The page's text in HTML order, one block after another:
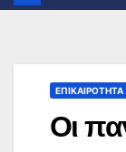
ΕΠΙΚΑΙΡΌΤΗΤΑ
Οι